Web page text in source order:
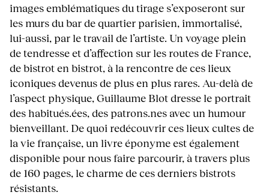
images emblématiques du tirage s’exposeront sur
les murs du bar de quartier parisien, immortalisé,
lui-aussi, par le travail de l’artiste. Un voyage plein
de tendresse et d’affection sur les routes de France,
de bistrot en bistrot, à la rencontre de ces lieux
iconiques devenus de plus en plus rares. Au-delà de
l’aspect physique, Guillaume Blot dresse le portrait
des habitués.ées, des patrons.nes avec un humour
bienveillant. De quoi redécouvrir ces lieux cultes de
la vie française, un livre éponyme est également
disponible pour nous faire parcourir, à travers plus
de 160 pages, le charme de ces derniers bistrots
résistants.